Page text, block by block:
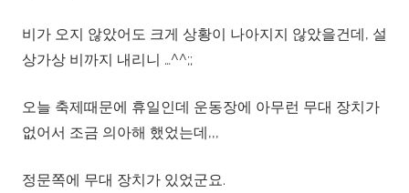
비가 오지 않았어도 크게 상황이 나아지지 않았을건데, 설
상가상 비까지 내리니 …^^;;
오늘 축제때문에 휴일인데 운동장에 아무런 무대 장치가
없어서 조금 의아해 했었는데,,,
정문쪽에 무대 장치가 있었군요.